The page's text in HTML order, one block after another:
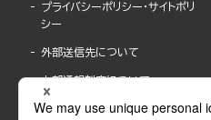
プライバシーポリシー・サイトポリ
シー
外部送信先について
内部通報制度について